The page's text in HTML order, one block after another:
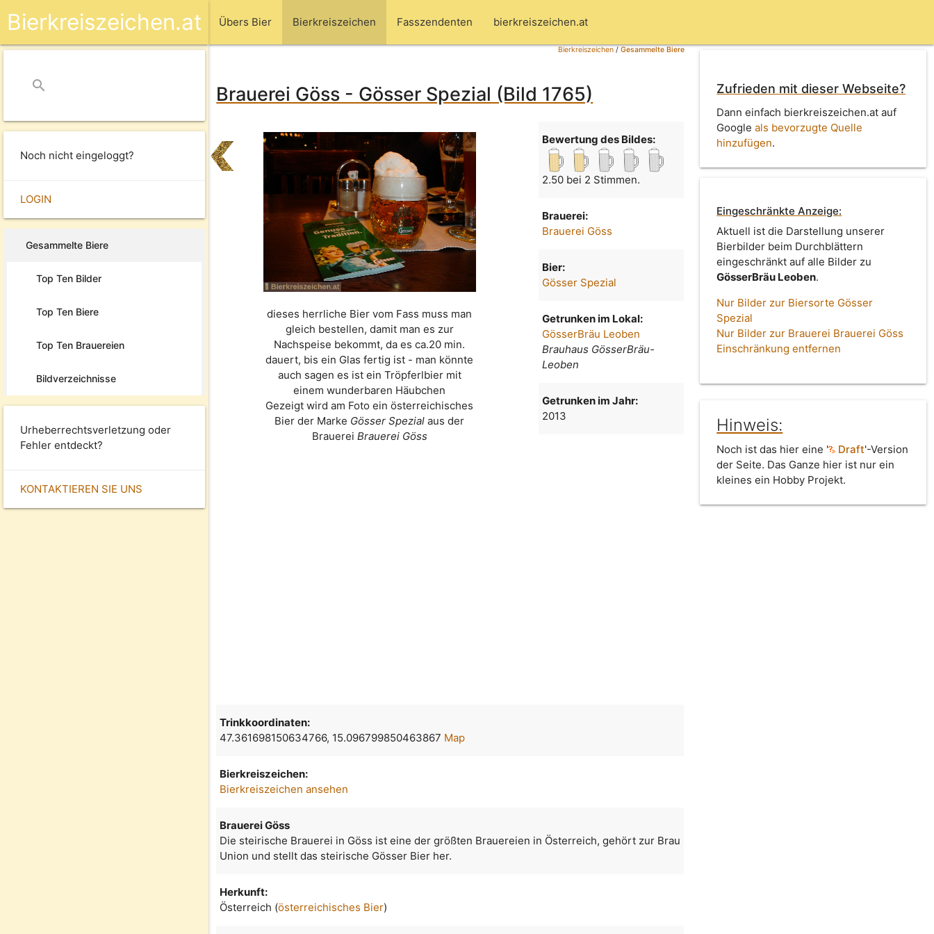
Übers Bier Bierkreiszeichen Fasszendenten bierkreiszeichen.at
Bierkreiszeichen.at
search
Noch nicht eingeloggt?
LOGIN
Gesammelte Biere
Top Ten Bilder
Top Ten Biere
Top Ten Brauereien
Bildverzeichnisse
Urheberrechtsverletzung oder
Fehler entdeckt?
KONTAKTIEREN SIE UNS
Bierkreiszeichen/Gesammelte Biere
Brauerei Göss - Gösser Spezial (Bild 1765)
dieses herrliche Bier vom Fass muss man
gleich bestellen, damit man es zur
Nachspeise bekommt, da es ca.20 min.
dauert, bis ein Glas fertig ist - man könnte
auch sagen es ist ein Tröpferlbier mit
einem wunderbaren Häubchen
Gezeigt wird am Foto ein österreichisches
Bier der Marke Gösser Spezial aus der
Brauerei Brauerei Göss
Bewertung des Bildes:
2.50 bei 2 Stimmen.
Brauerei:
Brauerei Göss
Bier:
Gösser Spezial
Getrunken im Lokal:
GösserBräu Leoben
Brauhaus GösserBräu-
Leoben
Getrunken im Jahr:
2013
Zufrieden mit dieser Webseite?
Dann einfach bierkreiszeichen.at auf
Googleals bevorzugte Quelle
hinzufügen.
Eingeschränkte Anzeige:
Aktuell ist die Darstellung unserer
Bierbilder beim Durchblättern
eingeschränkt auf alle Bilder zu
GösserBräu Leoben.
Nur Bilder zur Biersorte Gösser
Spezial
Nur Bilder zur Brauerei Brauerei Göss
Einschränkung entfernen
Hinweis:
Noch ist das hier eine ' Draft'-Version
der Seite. Das Ganze hier ist nur ein
kleines ein Hobby Projekt.
Trinkkoordinaten:
47.361698150634766, 15.096799850463867 Map
Bierkreiszeichen:
Bierkreiszeichen ansehen
Brauerei Göss
Die steirische Brauerei in Göss ist eine der größten Brauereien in Österreich, gehört zur Brau
Union und stellt das steirische Gösser Bier her.
Herkunft:
Österreich (österreichisches Bier)